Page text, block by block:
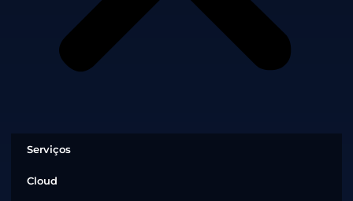
Serviços
Cloud